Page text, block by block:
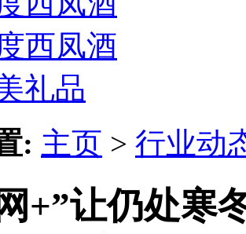
西凤酒
礼品
: 主页 > 行业动
+”让仍处寒